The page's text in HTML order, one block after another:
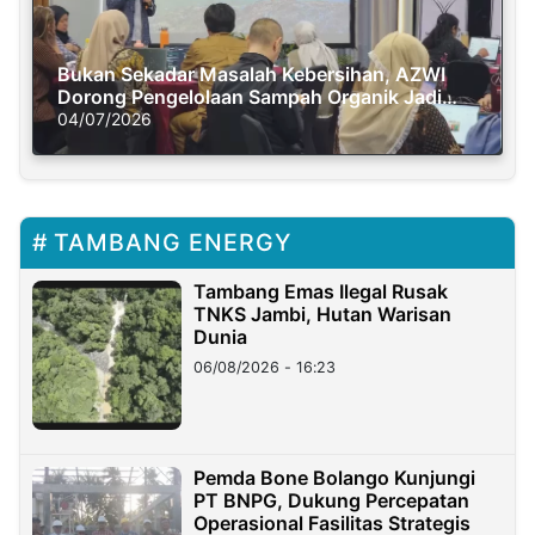
Bukan Sekadar Masalah Kebersihan, AZWI
Dorong Pengelolaan Sampah Organik Jadi
Solusi Krisis Iklim
04/07/2026
TAMBANG ENERGY
Tambang Emas Ilegal Rusak
TNKS Jambi, Hutan Warisan
Dunia
06/08/2026 - 16:23
Pemda Bone Bolango Kunjungi
PT BNPG, Dukung Percepatan
Operasional Fasilitas Strategis